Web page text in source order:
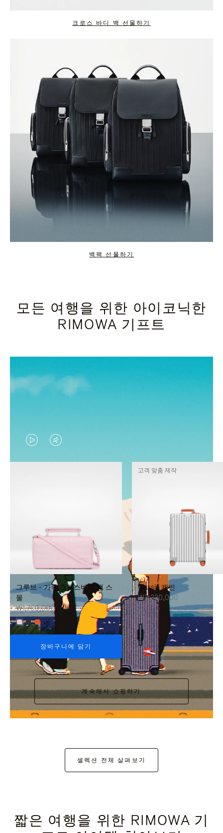
크로스 바디 백 선물하기
백팩 선물하기
모든 여행을 위한 아이코닉한
RIMOWA 기프트
VIDEO
IS
TO
PAUSE
IT
VIDEO
IS
TO
UNMUTE
IT
그루브 - 가죽 크로스바디 백 스
몰
₩1,700,000
+6
장바구니에 담기
Classic 캐빈
₩3,330,000
고객 맞춤 제작
계속해서 쇼핑하기
셀렉션 전체 살펴보기
짧은 여행을 위한 RIMOWA 기